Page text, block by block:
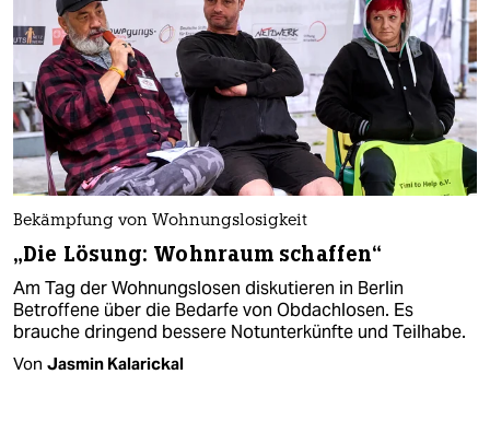
Bekämpfung von Wohnungslosigkeit
„Die Lösung: Wohnraum schaffen“
Am Tag der Wohnungslosen diskutieren in Berlin
Betroffene über die Bedarfe von Obdachlosen. Es
brauche dringend bessere Notunterkünfte und Teilhabe.
Von Jasmin Kalarickal